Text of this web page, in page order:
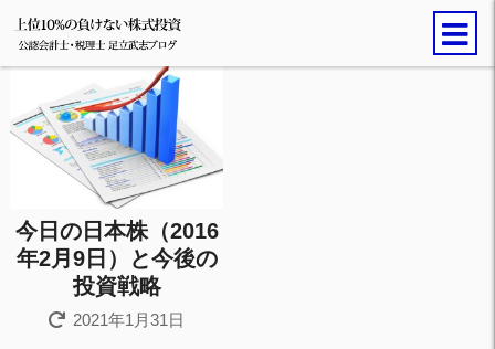
今日の日本株（2016
年2月9日）と今後の
投資戦略
2021年1月31日